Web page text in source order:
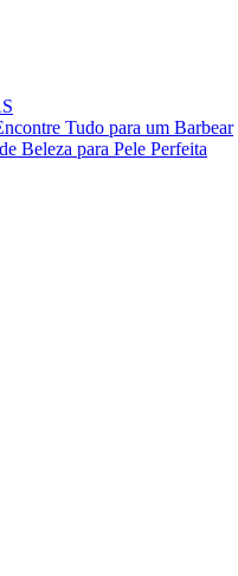
Tudo para um Barbear
Beleza para Pele Perfeita